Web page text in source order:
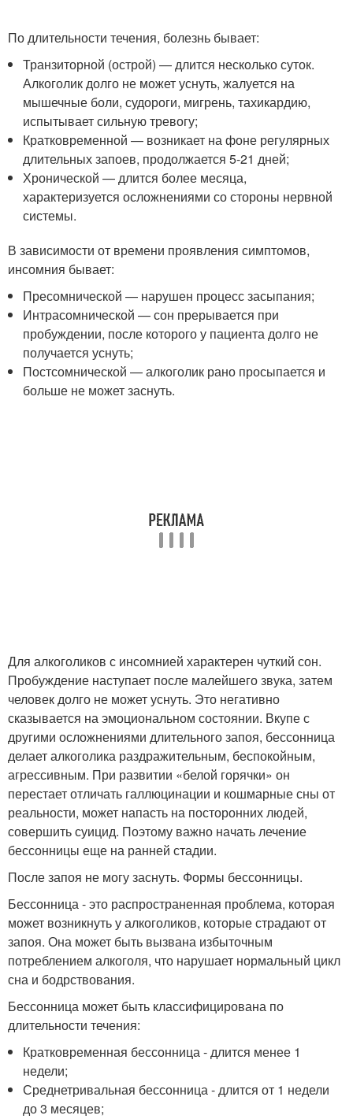
По длительности течения, болезнь бывает:
Транзиторной (острой) — длится несколько суток.
Алкоголик долго не может уснуть, жалуется на
мышечные боли, судороги, мигрень, тахикардию,
испытывает сильную тревогу;
Кратковременной — возникает на фоне регулярных
длительных запоев, продолжается 5-21 дней;
Хронической — длится более месяца,
характеризуется осложнениями со стороны нервной
системы.
В зависимости от времени проявления симптомов,
инсомния бывает:
Пресомнической — нарушен процесс засыпания;
Интрасомнической — сон прерывается при
пробуждении, после которого у пациента долго не
получается уснуть;
Постсомнической — алкоголик рано просыпается и
больше не может заснуть.
Для алкоголиков с инсомнией характерен чуткий сон.
Пробуждение наступает после малейшего звука, затем
человек долго не может уснуть. Это негативно
сказывается на эмоциональном состоянии. Вкупе с
другими осложнениями длительного запоя, бессонница
делает алкоголика раздражительным, беспокойным,
агрессивным. При развитии «белой горячки» он
перестает отличать галлюцинации и кошмарные сны от
реальности, может напасть на посторонних людей,
совершить суицид. Поэтому важно начать лечение
бессонницы еще на ранней стадии.
После запоя не могу заснуть. Формы бессонницы.
Бессонница - это распространенная проблема, которая
может возникнуть у алкоголиков, которые страдают от
запоя. Она может быть вызвана избыточным
потреблением алкоголя, что нарушает нормальный цикл
сна и бодрствования.
Бессонница может быть классифицирована по
длительности течения:
Кратковременная бессонница - длится менее 1
недели;
Среднетривальная бессонница - длится от 1 недели
до 3 месяцев;